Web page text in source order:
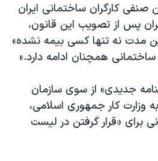
نوبل صلح
«سی‌پک»
کارگران ساختمانی ایران
پس از تصویب این قانون،
مدت نه تنها کسی بیمه نشده»
همچنان ادامه دارد.»
جدیدی» از سوی سازمان
وزارت کار جمهوری اسلامی،
برای «قرار گرفتن در لیست